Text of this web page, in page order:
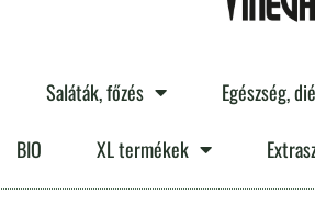
Saláták, főzés Egészség,
BIO XL termékek